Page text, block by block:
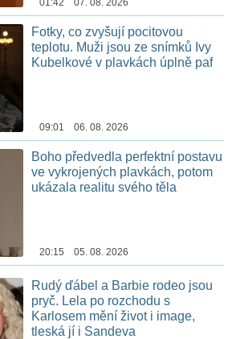
01:42 07. 08. 2026
Fotky, co zvyšují pocitovou
teplotu. Muži jsou ze snímků Ivy
Kubelkové v plavkách úplně paf
09:01 06. 08. 2026
Boho předvedla perfektní postavu
ve vykrojených plavkách, potom
ukázala realitu svého těla
20:15 05. 08. 2026
Rudý ďábel a Barbie rodeo jsou
pryč. Lela po rozchodu s
Karlosem mění život i image,
tleská jí i Sandeva